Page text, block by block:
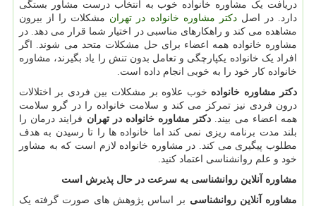
دریافت یک مشاوره خانواده خوب به انتخاب درست مشاور بستگی
دارد. در اصلدکتر مشاوره خانواده در تهران مشکلات را از بیرون
مشاهده می کند و راهکارهای مناسبی در اختیار شما قرار می دهد. در
مشاوره خانواده همه اعضاء برای حل مشکلات متحد می شوند. اگر
افراد یک خانواده یکپارچگی و تعامل بدون تنش را یاد بگیرند، مشاوره
خانواده کار خود را به خوبی انجام داده است.
دکتر مشاوره خانواده خوب علاوه بر مشکلات بین فردی بر اختلالات
درون فردی نیز تمرکز می کند و سلامت خانواده را در گرو سلامت
همه اعضاء می بیند. دکتر مشاوره خانواده در تهران فرایند درمان را
بلند مدت برنامه ریزی نمی کند اما خانواده ها را تا رسیدن به هدف
مطلوب پیگیری می کند. در مشاوره خانواده لازم است که به مشاور
خود و علم روانشناسی اعتماد کنید.
مشاوره آنلاین روانشناسی به سرعت در حال پذیرش است
مشاوره آنلاین روانشناسی بر اساس پژوهش های صورت گرفته یک